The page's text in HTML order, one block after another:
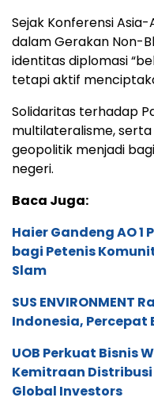
Sejak Konferensi
dalam Gerakan Non-
identitas diplomasi
tetapi aktif
Solidaritas terhadap
multilateralisme,
geopolitik menjadi
negeri.
Baca Juga:
Haier Gandeng AO 1
bagi Petenis
Slam
SUS ENVIRONMENT
Indonesia, Percepat
UOB Perkuat Bisnis
Kemitraan
Global Investors